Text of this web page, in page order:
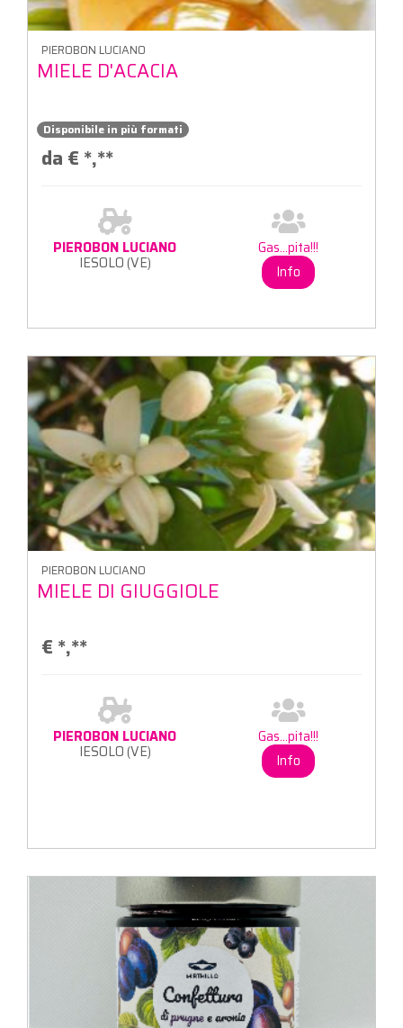
PIEROBON LUCIANO
MIELE D'ACACIA
Disponibile in più formati
da € *,**
PIEROBON LUCIANO
IESOLO (VE)
Gas...pita!!!
Info
PIEROBON LUCIANO
MIELE DI GIUGGIOLE
€ *,**
PIEROBON LUCIANO
IESOLO (VE)
Gas...pita!!!
Info